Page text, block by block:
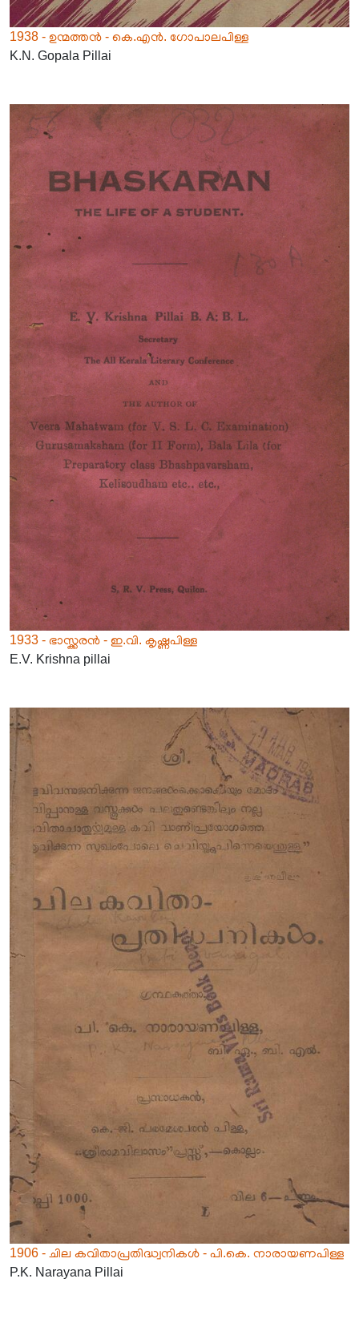
1938 - ഉന്മത്തൻ - കെ.എൻ. ഗോപാലപിള്ള
K.N. Gopala Pillai
1933 - ഭാസ്ക്കരൻ - ഇ.വി. കൃഷ്ണപിള്ള
E.V. Krishna pillai
1906 - ചില കവിതാപ്രതിദ്ധ്വനികൾ - പി.കെ. നാരായണപിള്ള
P.K. Narayana Pillai